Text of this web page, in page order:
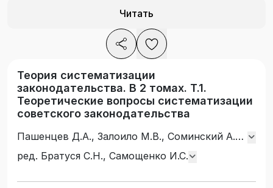
Читать
Теория систематизации
законодательства. В 2 томах. Т.1.
Теоретические вопросы систематизации
советского законодательства
Пашенцев Д.А., Залоило М.В., Соминский А.С.,
Самощенко И.С., Лейст О.Э., Кузнецов И.Н.,
Пиголкин А.С., Явич Л.С., Пертцик В.А.,
ред. Братуся С.Н., Самощенко И.С.